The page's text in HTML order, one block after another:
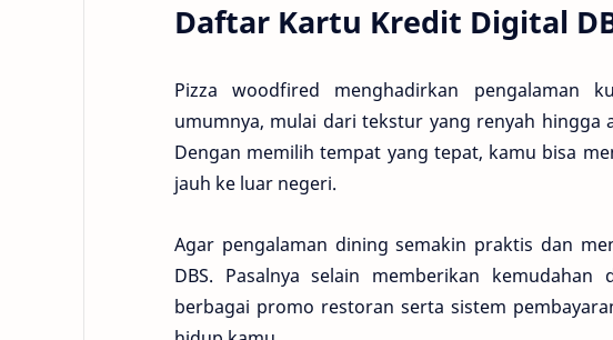
Daftar Kartu Kredit Digital
Pizza woodfired menghadirkan pengalaman
umumnya, mulai dari tekstur yang renyah hingga
Dengan memilih tempat yang tepat, kamu bisa
jauh ke luar negeri.
Agar pengalaman dining semakin praktis dan
DBS. Pasalnya selain memberikan
berbagai promo restoran serta sistem